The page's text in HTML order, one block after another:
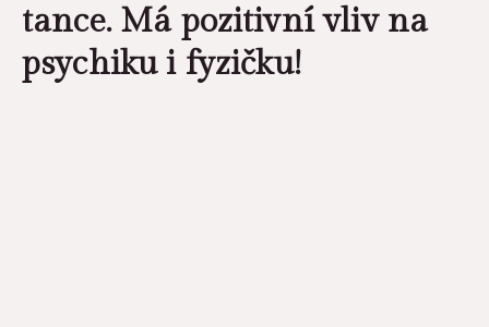
tance. Má pozitivní vliv na
psychiku i fyzičku!